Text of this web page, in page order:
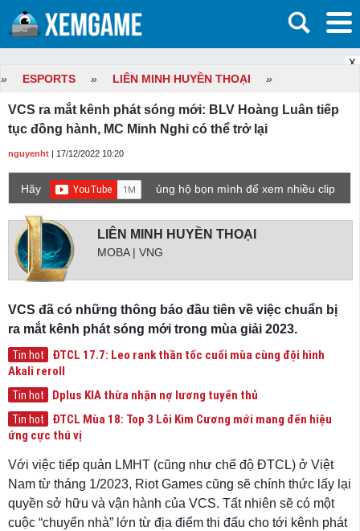
X
» ESPORTS » LIÊN MINH HUYỀN THOẠI »
VCS ra mắt kênh phát sóng mới: BLV Hoàng Luân tiếp
tục đồng hành, MC Minh Nghi có thể trở lại
nguyenht | 17/12/2022 10:20
Hãy
ủng hộ bọn mình để xem nhiều clip
LIÊN MINH HUYỀN THOẠI
MOBA | VNG
VCS đã có những thông báo đầu tiên về việc chuẩn bị
ra mắt kênh phát sóng mới trong mùa giải 2023.
Tin hot
ĐTCL 17.7: Leo rank thần tốc cuối mùa cùng đội hình
Akali reroll
Tin hot Dplus KIA thừa nhận nợ lương tuyển thủ
Tin hot
ĐTCL Mùa 18: Top 3 Lõi Kim Cương mới mang đến hiệu
ứng cực thú vị
Với việc tiếp quản LMHT (cũng như chế độ ĐTCL) ở Việt
Nam từ tháng 1/2023, Riot Games cũng sẽ chính thức lấy lại
quyền sở hữu và vận hành của VCS. Tất nhiên sẽ có một
cuộc “chuyển nhà” lớn từ địa điểm thi đấu cho tới kênh phát